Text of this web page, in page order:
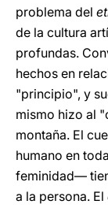
problema del
de la cultura
profundas.
hechos en
"principio", y
mismo hizo al
montaña. El
humano en
feminidad—
a la persona. El